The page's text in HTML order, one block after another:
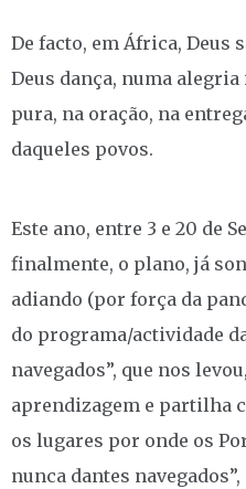
De facto, em África, Deus
Deus dança, numa
pura, na oração, na
daqueles povos.
Este ano, entre 3 e 20 de
finalmente, o plano, já
adiando (por força da
do programa/actividade
navegados”, que nos
aprendizagem e partilha
os lugares por onde os
nunca dantes